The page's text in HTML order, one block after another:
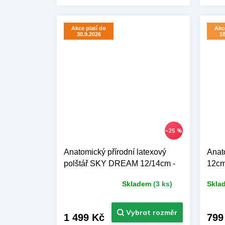
Akce platí do
30.9.2026
–25 %
Anatomický přírodní latexový
polštář SKY DREAM 12/14cm -
je
Skladem (3 ks)
1 499 Kč